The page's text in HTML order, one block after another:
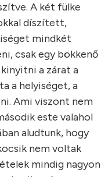
A két fülke
díszített,
mindkét
csak egy bökkenő
a zárat a
a helyiséget, a
Ami viszont nem
este valahol
aludtunk, hogy
nem voltak
mindig nagyon